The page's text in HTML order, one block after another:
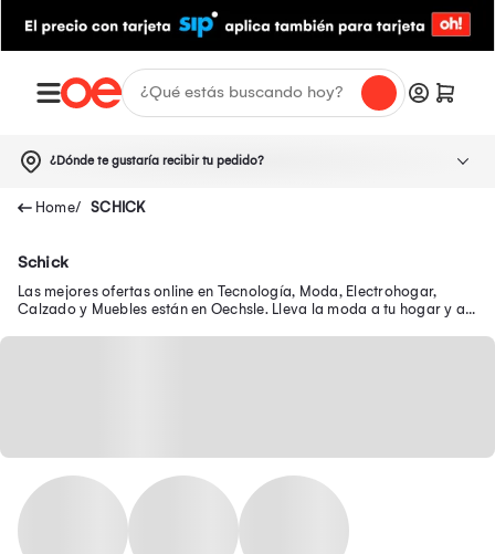
¿Dónde te gustaría recibir tu pedido?
SCHICK
Schick
Las mejores ofertas online en Tecnología, Moda, Electrohogar,
Calzado y Muebles están en Oechsle. Lleva la moda a tu hogar y a